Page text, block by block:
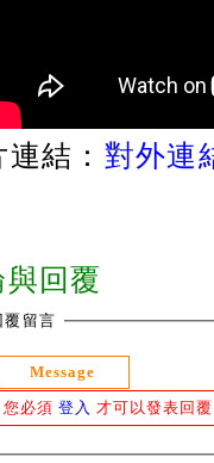
結： 對外連
回覆
覆留言
Message
您必須 登入 才可以發表回覆